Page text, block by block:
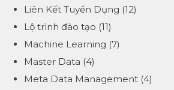
Liên Kết Tuyển Dụng (12)
Lộ trình đào tạo (11)
Machine Learning (7)
Master Data (4)
Meta Data Management (4)